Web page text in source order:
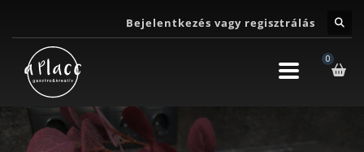
Bejelentkezés vagy regisztrálás